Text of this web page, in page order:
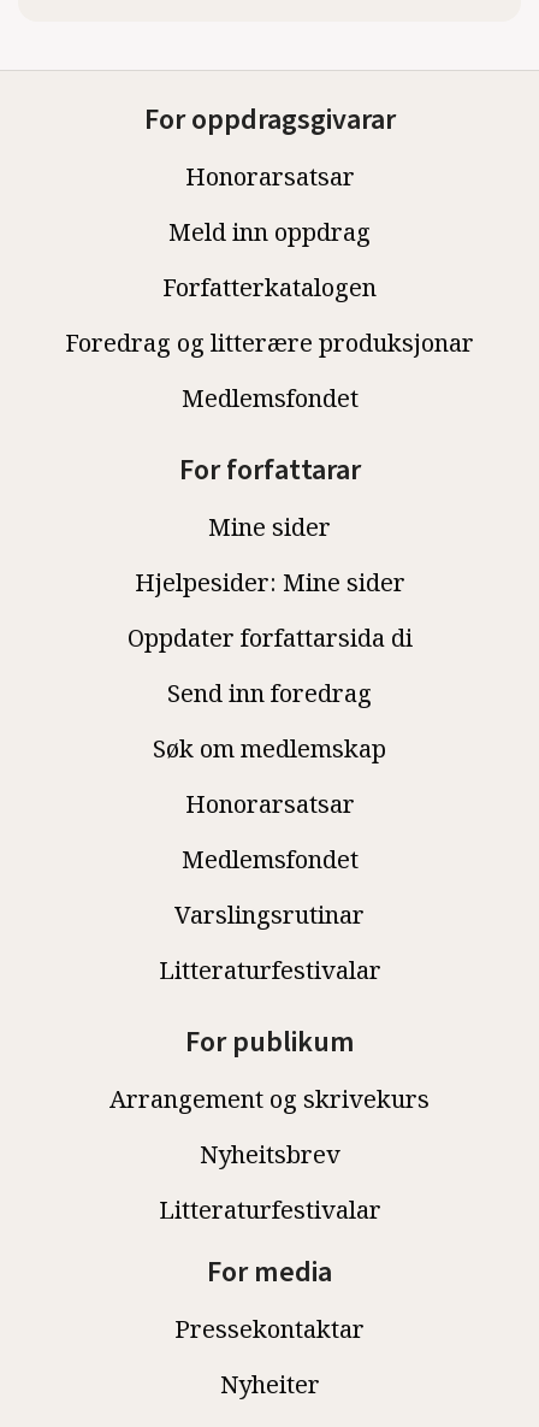
For oppdragsgivarar
Honorarsatsar
Meld inn oppdrag
Forfatterkatalogen
Foredrag og litterære produksjonar
Medlemsfondet
For forfattarar
Mine sider
Hjelpesider: Mine sider
Oppdater forfattarsida di
Send inn foredrag
Søk om medlemskap
Honorarsatsar
Medlemsfondet
Varslingsrutinar
Litteraturfestivalar
For publikum
Arrangement og skrivekurs
Nyheitsbrev
Litteraturfestivalar
For media
Pressekontaktar
Nyheiter